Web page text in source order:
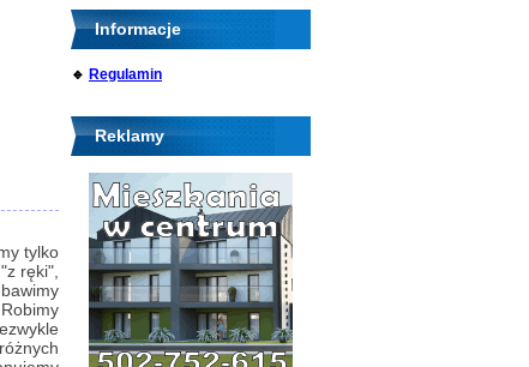
tylko
ręki",
Informacje
🔹 Regulamin
Reklamy